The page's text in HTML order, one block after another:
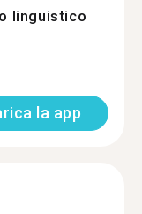
linguistico
la app